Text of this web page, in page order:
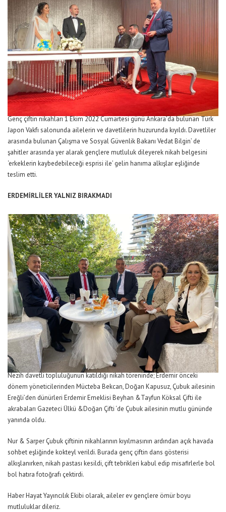
Genç çiftin nikahları 1 Ekim 2022 Cumartesi günü Ankara’da bulunan Türk
Japon Vakfı salonunda ailelerin ve davetlilerin huzurunda kıyıldı. Davetliler
arasında bulunan Çalışma ve Sosyal Güvenlik Bakanı Vedat Bilgin’ de
şahitler arasında yer alarak gençlere mutluluk dileyerek nikah belgesini
‘erkeklerin kaybedebileceği esprisi ile’ gelin hanıma alkışlar eşliğinde
teslim etti.
ERDEMİRLİLER YALNIZ BIRAKMADI
Nezih davetli topluluğunun katıldığı nikah töreninde; Erdemir önceki
dönem yöneticilerinden Mücteba Bekcan, Doğan Kapusuz, Çubuk ailesinin
Ereğli’den dünürleri Erdemir Emeklisi Beyhan &Tayfun Köksal Çifti ile
akrabaları Gazeteci Ülkü &Doğan Çifti ‘de Çubuk ailesinin mutlu gününde
yanında oldu.
Nur & Sarper Çubuk çiftinin nikahlarının kıyılmasının ardından açık havada
sohbet eşliğinde kokteyl verildi. Burada genç çiftin dans gösterisi
alkışlanırken, nikah pastası kesildi, çift tebrikleri kabul edip misafirlerle bol
bol hatıra fotoğrafı çektirdi.
Haber Hayat Yayıncılık Ekibi olarak, aileler ev gençlere ömür boyu
mutluluklar dileriz.